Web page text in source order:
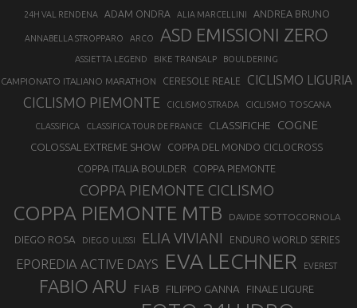
24H VAL RENDENA ADAM ONDRA ALIA MARCELLINI ANDREA BRUNO
ANNABELLA STROPPARO ARCO ASD EMISSIONI ZERO
ASSIETTA LEGEND BIKE TRANSALP BOULDERING
CAMPIONATO ITALIANO MARATHON CERESOLE REALE CICLISMO LIGURIA
CICLISMO PIEMONTE CICLISMO STRADA CICLISMO TOSCANA
CLASSIFICA CLASSIFICA TOUR DE FRANCE CLASSIFICHE COGNE
COLOSSAL EXTREME SHOW
COPPA DEL MONDO CICLOCROSS
COPPA ITALIA BOULDER
COPPA PIEMONTE
COPPA PIEMONTE CICLISMO
COPPA PIEMONTE MTB DAVIDE SOTTOCORNOLA
DIEGO ROSA DIEGO ULISSI ELIA VIVIANI ENDURO WORLD SERIES
EPOREDIA ACTIVE DAYS EVA LECHNER EVEREST
FABIO ARU FIAB FILIPPO GANNA FINALE LIGURE